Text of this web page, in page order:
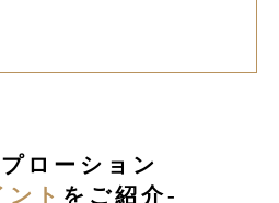
ローション
ト をご紹介-